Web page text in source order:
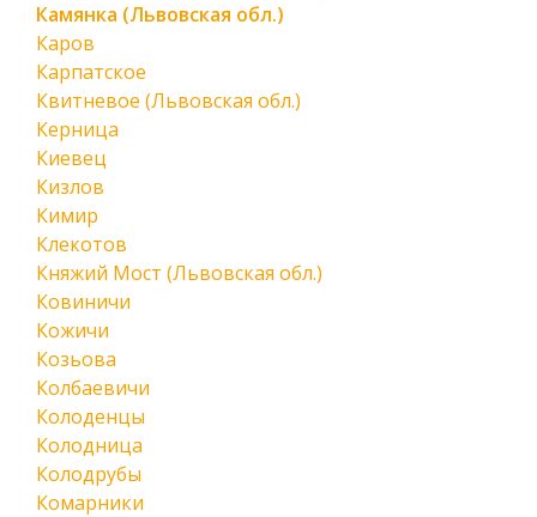
Камянка (Львовская обл.)
Каров
Карпатское
Квитневое (Львовская обл.)
Керница
Киевец
Кизлов
Кимир
Клекотов
Княжий Мост (Львовская обл.)
Ковиничи
Кожичи
Козьова
Колбаевичи
Колоденцы
Колодница
Колодрубы
Комарники